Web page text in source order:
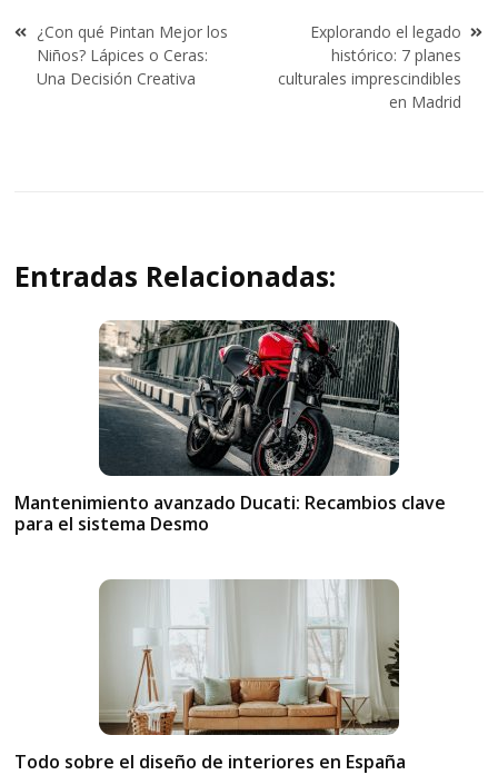
Navegación
de
entradas
¿Con qué Pintan Mejor los
Niños? Lápices o Ceras:
Una Decisión Creativa
Explorando el legado
histórico: 7 planes
culturales imprescindibles
en Madrid
Entradas Relacionadas:
Mantenimiento avanzado Ducati: Recambios clave
para el sistema Desmo
Todo sobre el diseño de interiores en España